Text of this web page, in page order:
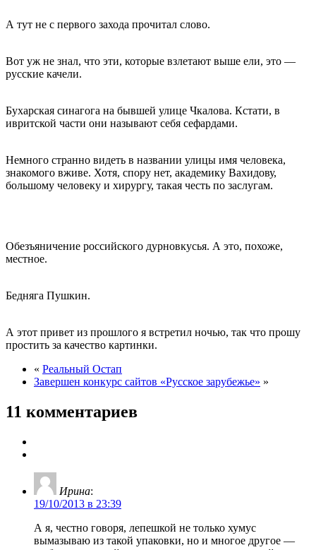
А тут не с первого захода прочитал слово.
Вот уж не знал, что эти, которые взлетают выше ели, это —
русские качели.
Бухарская синагога на бывшей улице Чкалова. Кстати, в
ивритской части они называют себя сефардами.
Немного странно видеть в названии улицы имя человека,
знакомого вживе. Хотя, спору нет, академику Вахидову,
большому человеку и хирургу, такая честь по заслугам.
Обезъяничение российского дурновкусья. А это, похоже,
местное.
Бедняга Пушкин.
А этот привет из прошлого я встретил ночью, так что прошу
простить за качество картинки.
« Реальный Остап
Завершен конкурс сайтов «Русское зарубежье» »
11 комментариев
Ирина:
19/10/2013 в 23:39
А я, честно говоря, лепешкой не только хумус
вымазываю из такой упаковки, но и многое другое —